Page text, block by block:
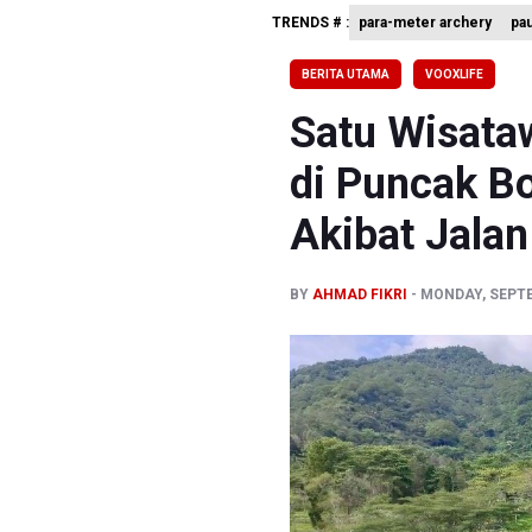
BPIP:
BNPB
TRENDS # : para-meter archery
BERITA UTAMA VOOXLIFE
Satu
di Puncak
Akibat
BY AHMAD FIKRI MONDAY,